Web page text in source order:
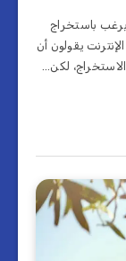
باستخراج
يقولون أن
لكن…